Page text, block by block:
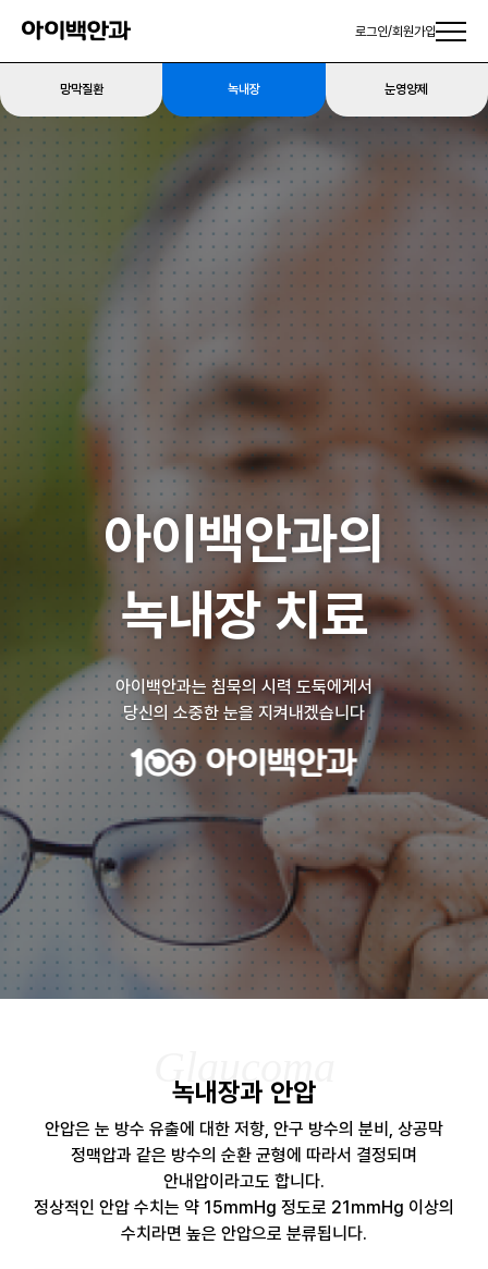
로그인/회원가입
아이백안과의
녹내장 치료
아이백안과는 침묵의 시력 도둑에게서
당신의 소중한 눈을 지켜내겠습니다
망막질환 녹내장 눈영양제
녹내장과 안압
Glaucoma
안압은 눈 방수 유출에 대한 저항, 안구 방수의 분비, 상공막
정맥압과 같은 방수의 순환 균형에 따라서 결정되며
안내압이라고도 합니다.
정상적인 안압 수치는 약 15mmHg 정도로 21mmHg 이상의
수치라면 높은 안압으로 분류됩니다.